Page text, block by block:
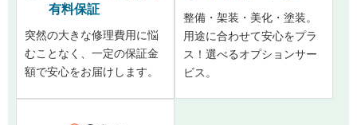
有料保証
突然の大きな修理費用に悩
むことなく、一定の保証金
額で安心をお届けします。
整備・架装・美化・塗装。
用途に合わせて安心をプラ
ス！選べるオプションサー
ビス。